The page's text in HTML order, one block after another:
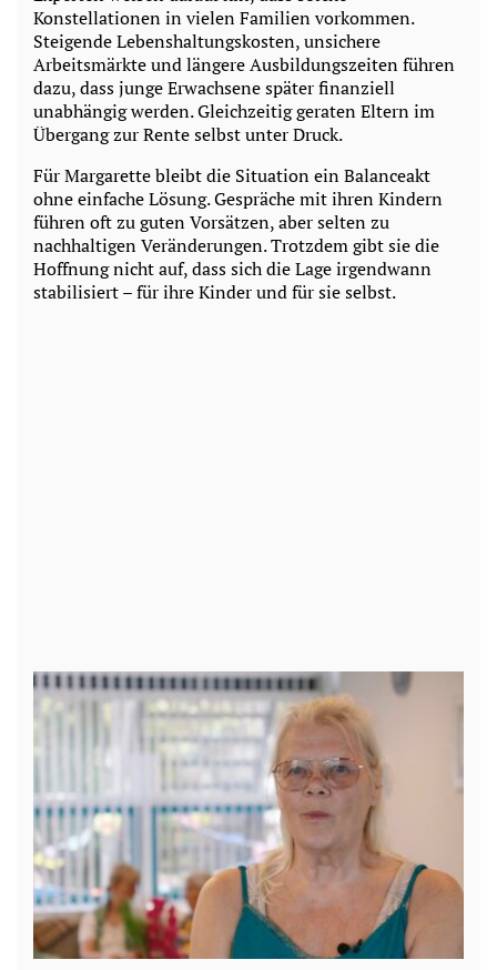
Konstellationen in vielen Familien vorkommen.
Steigende Lebenshaltungskosten, unsichere
Arbeitsmärkte und längere Ausbildungszeiten führen
dazu, dass junge Erwachsene später finanziell
unabhängig werden. Gleichzeitig geraten Eltern im
Übergang zur Rente selbst unter Druck.
Für Margarette bleibt die Situation ein Balanceakt
ohne einfache Lösung. Gespräche mit ihren Kindern
führen oft zu guten Vorsätzen, aber selten zu
nachhaltigen Veränderungen. Trotzdem gibt sie die
Hoffnung nicht auf, dass sich die Lage irgendwann
stabilisiert – für ihre Kinder und für sie selbst.